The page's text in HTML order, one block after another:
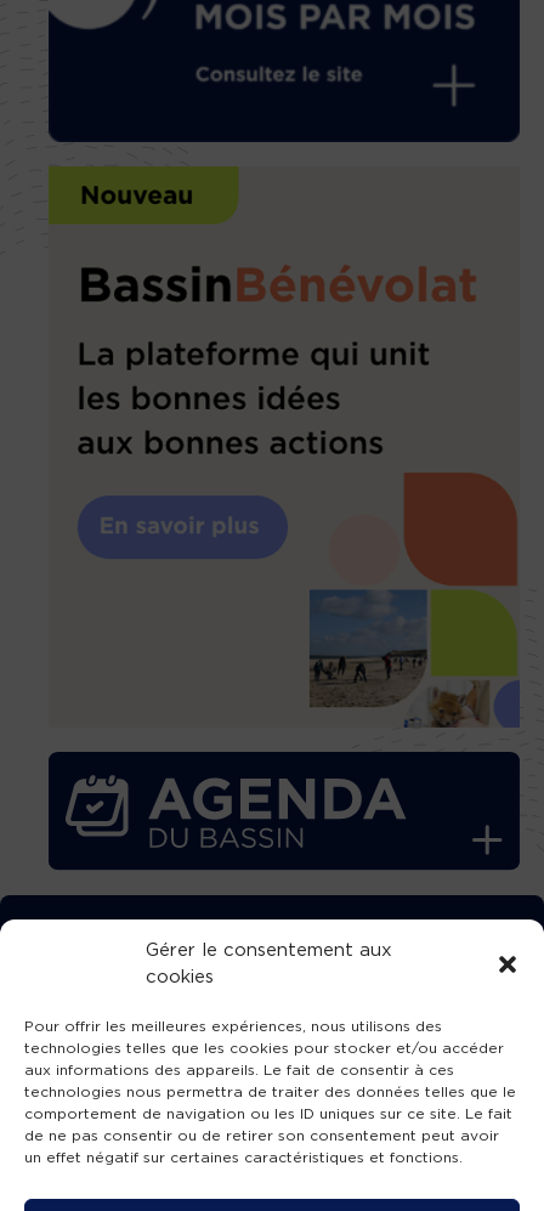
Gérer le consentement aux
cookies
Pour offrir les meilleures expériences, nous utilisons des
technologies telles que les cookies pour stocker et/ou accéder
aux informations des appareils. Le fait de consentir à ces
technologies nous permettra de traiter des données telles que le
comportement de navigation ou les ID uniques sur ce site. Le fait
de ne pas consentir ou de retirer son consentement peut avoir
un effet négatif sur certaines caractéristiques et fonctions.
TÉLÉCHARGEZ GRATUITEMENT
L’APPLICATION TVBA !
SUIVEZ-NOUS !